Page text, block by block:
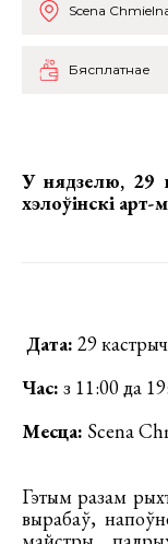
Scena
Бясплатнае
У нядзелю, 29
хэлоўінскі арт-
Дата: 29
Час: з 11:00 да
Месца: Scena
Гэтым разам
вырабаў,